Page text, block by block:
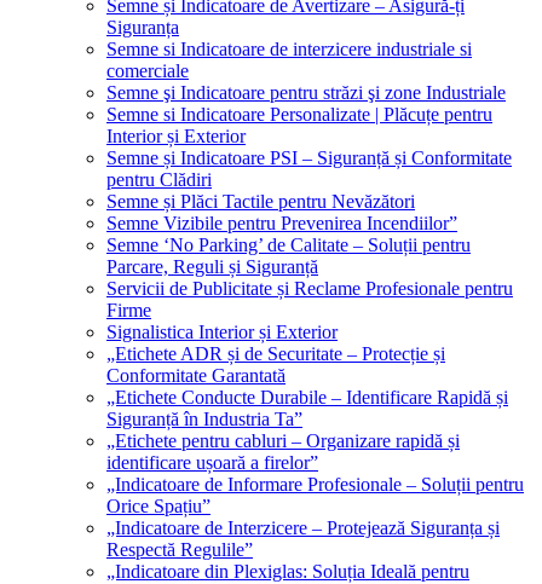
Semne și Indicatoare de Avertizare – Asigură-ți
Siguranța
Semne si Indicatoare de interzicere industriale si
comerciale
Semne şi Indicatoare pentru străzi şi zone Industriale
Semne si Indicatoare Personalizate | Plăcuțe pentru
Interior și Exterior
Semne și Indicatoare PSI – Siguranță și Conformitate
pentru Clădiri
Semne și Plăci Tactile pentru Nevăzători
Semne Vizibile pentru Prevenirea Incendiilor”
Semne ‘No Parking’ de Calitate – Soluții pentru
Parcare, Reguli și Siguranță
Servicii de Publicitate și Reclame Profesionale pentru
Firme
Signalistica Interior și Exterior
„Etichete ADR și de Securitate – Protecție și
Conformitate Garantată
„Etichete Conducte Durabile – Identificare Rapidă și
Siguranță în Industria Ta”
„Etichete pentru cabluri – Organizare rapidă și
identificare ușoară a firelor”
„Indicatoare de Informare Profesionale – Soluții pentru
Orice Spațiu”
„Indicatoare de Interzicere – Protejează Siguranța și
Respectă Regulile”
„Indicatoare din Plexiglas: Soluția Ideală pentru